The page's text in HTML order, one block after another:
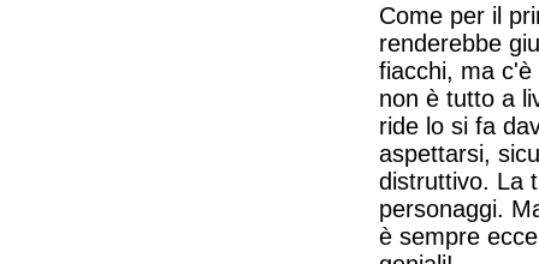
Come per il
renderebbe
fiacchi, ma c'è
non è tutto a
ride lo si fa
aspettarsi,
distruttivo. La
personaggi.
è sempre